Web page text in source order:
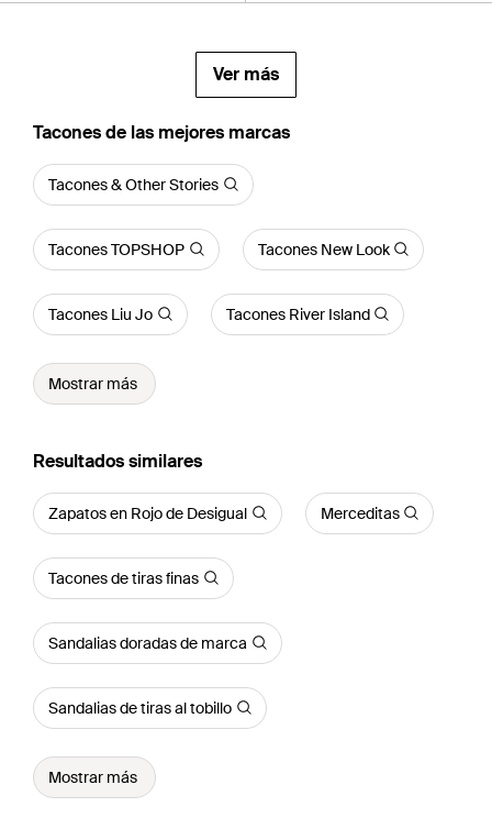
Ver más
Tacones de las mejores marcas
Tacones & Other Stories
Tacones TOPSHOP Tacones New Look
Tacones Liu Jo Tacones River Island
Mostrar más
Resultados similares
Zapatos en Rojo de Desigual Merceditas
Tacones de tiras finas
Sandalias doradas de marca
Sandalias de tiras al tobillo
Mostrar más